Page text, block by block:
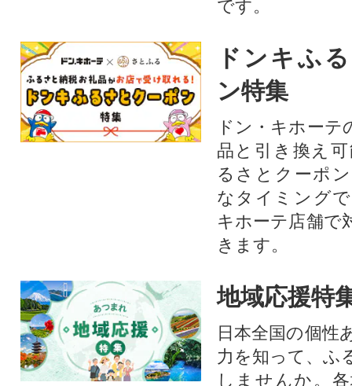
です。
ドンキふ
ン特集
ドン・キホーテ
品と引き換え
るさとクーポ
なタイミング
キホーテ店舗で
きます。
地域応援特
日本全国の個性
力を知って、ふ
しませんか。